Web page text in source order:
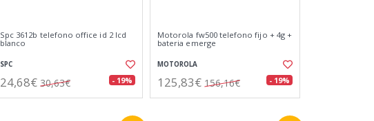
Spc 3612b telefono office id 2 lcd
blanco
SPC
24,68€ 30,63€ - 19%
Motorola fw500 telefono fijo + 4g +
bateria emerge
MOTOROLA
125,83€ 156,16€ - 19%